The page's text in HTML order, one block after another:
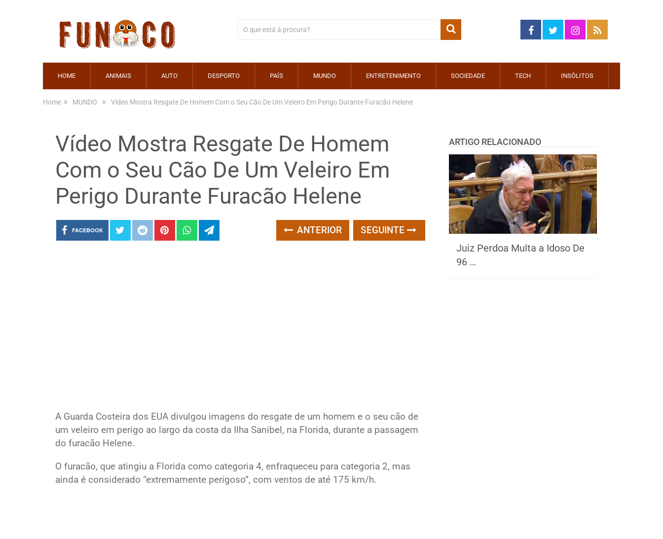
HOME ANIMAIS AUTO DESPORTO PAÍS MUNDO ENTRETENIMENTO SOCIEDADE TECH INSÓLITOS
Home MUNDO Vídeo Mostra Resgate De Homem Com o Seu Cão De Um Veleiro Em Perigo Durante Furacão Helene
Vídeo Mostra Resgate De Homem
Com o Seu Cão De Um Veleiro Em
Perigo Durante Furacão Helene
FACEBOOK ANTERIOR SEGUINTE
A Guarda Costeira dos EUA divulgou imagens do resgate de um homem e o seu cão de
um veleiro em perigo ao largo da costa da Ilha Sanibel, na Florida, durante a passagem
do furacão Helene.
O furacão, que atingiu a Florida como categoria 4, enfraqueceu para categoria 2, mas
ainda é considerado “extremamente perigoso”, com ventos de até 175 km/h.
ARTIGO RELACIONADO
Juiz Perdoa Multa a Idoso De
96 …